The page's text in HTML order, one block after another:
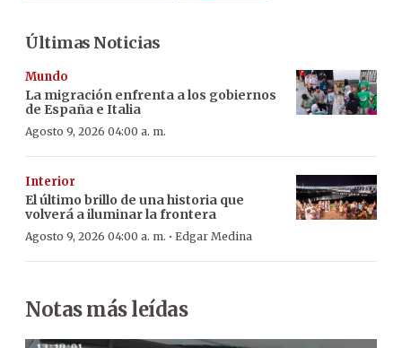
Últimas Noticias
Mundo
La migración enfrenta a los gobiernos
de España e Italia
Agosto 9, 2026 04:00 a. m.
Interior
El último brillo de una historia que
volverá a iluminar la frontera
Agosto 9, 2026 04:00 a. m. · Edgar Medina
Notas más leídas